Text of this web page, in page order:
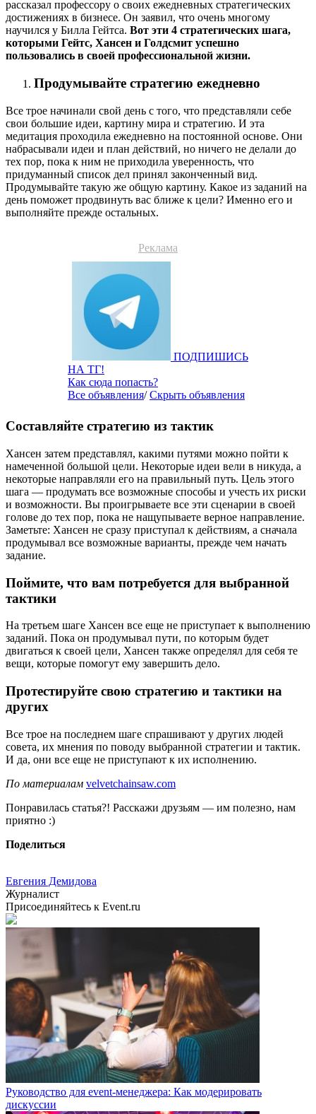
рассказал профессору о своих ежедневных стратегических
достижениях в бизнесе. Он заявил, что очень многому
научился у Билла Гейтса. Вот эти 4 стратегических шага,
которыми Гейтс, Хансен и Голдсмит успешно
пользовались в своей профессиональной жизни.
Продумывайте стратегию ежедневно
Все трое начинали свой день с того, что представляли себе
свои большие идеи, картину мира и стратегию. И эта
медитация проходила ежедневно на постоянной основе. Они
набрасывали идеи и план действий, но ничего не делали до
тех пор, пока к ним не приходила уверенность, что
придуманный список дел принял законченный вид.
Продумывайте такую же общую картину. Какое из заданий на
день поможет продвинуть вас ближе к цели? Именно его и
выполняйте прежде остальных.
Реклама
ПОДПИШИСЬ
НА ТГ!
Как сюда попасть?
Все объявления/Скрыть объявления
Составляйте стратегию из тактик
Хансен затем представлял, какими путями можно пойти к
намеченной большой цели. Некоторые идеи вели в никуда, а
некоторые направляли его на правильный путь. Цель этого
шага — продумать все возможные способы и учесть их риски
и возможности. Вы проигрываете все эти сценарии в своей
голове до тех пор, пока не нащупываете верное направление.
Заметьте: Хансен не сразу приступал к действиям, а сначала
продумывал все возможные варианты, прежде чем начать
задание.
Поймите, что вам потребуется для выбранной
тактики
На третьем шаге Хансен все еще не приступает к выполнению
заданий. Пока он продумывал пути, по которым будет
двигаться к своей цели, Хансен также определял для себя те
вещи, которые помогут ему завершить дело.
Протестируйте свою стратегию и тактики на
других
Все трое на последнем шаге спрашивают у других людей
совета, их мнения по поводу выбранной стратегии и тактик.
И да, они все еще не приступают к их исполнению.
По материалам velvetchainsaw.com
Понравилась статья?! Расскажи друзьям — им полезно, нам
приятно :)
Поделиться
Евгения Демидова
Журналист
Присоединяйтесь к Event.ru
Руководство для event-менеджера: Как модерировать
дискуссии